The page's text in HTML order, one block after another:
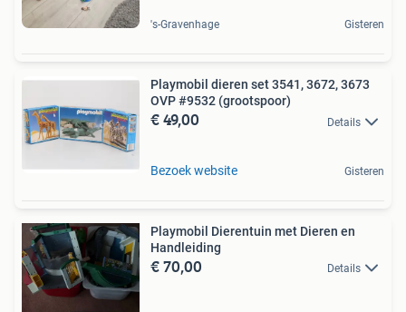
's-Gravenhage Gisteren
Playmobil dieren set 3541, 3672, 3673
OVP #9532 (grootspoor)
€ 49,00 Details
Bezoek website Gisteren
Playmobil Dierentuin met Dieren en
Handleiding
€ 70,00 Details